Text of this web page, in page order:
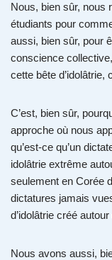
Nous, bien sûr, nous
étudiants pour
aussi, bien sûr, pour
conscience
cette bête d’idolâtrie,
C’est, bien sûr,
approche où nous
qu’est-ce qu’un
idolâtrie extrême
seulement en Corée
dictatures jamais
d’idolâtrie créé
Nous avons aussi,